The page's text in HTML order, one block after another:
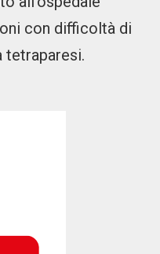
con difficoltà di
tetraparesi.